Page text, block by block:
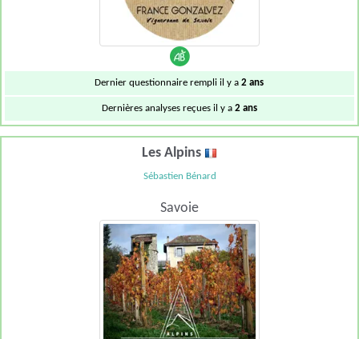
Dernier questionnaire rempli il y a2 ans
Dernières analyses reçues il y a 2 ans
Les Alpins
Sébastien Bénard
Savoie